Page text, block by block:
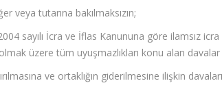
veya tutarına bakılmaksızın;
sayılı İcra ve İflas Kanununa göre ilamsız
üzere tüm uyuşmazlıkları konu alan davalar
ve ortaklığın giderilmesine ilişkin